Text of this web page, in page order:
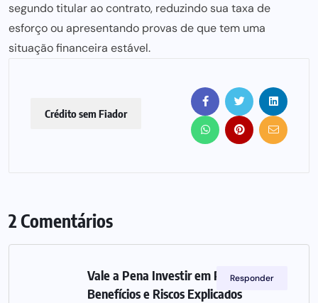
segundo titular ao contrato, reduzindo sua taxa de
esforço ou apresentando provas de que tem uma
situação financeira estável.
Crédito sem Fiador
2 Comentários
Vale a Pena Investir em PPR?
Benefícios e Riscos Explicados
Responder